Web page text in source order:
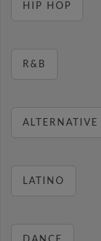
HIP HOP
R&B
ALTERNATIVE
LATINO